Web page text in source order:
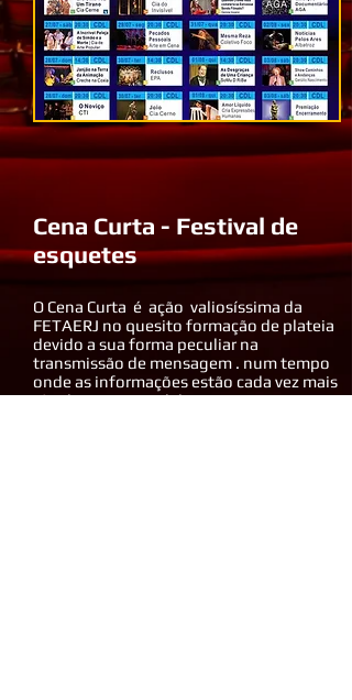
Cena Curta - Festival de
esquetes
O Cena Curta é ação valiosíssima da
FETAERJ no quesito formação de plateia
devido a sua forma peculiar na
transmissão de mensagem . num tempo
onde as informações estão cada vez mais
rápidas , o Festival de Esquete vem